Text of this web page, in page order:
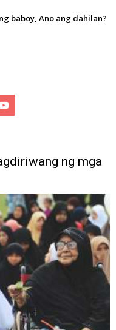
baboy, Ano ang dahilan?
ng mga